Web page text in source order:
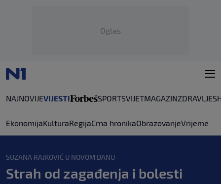
Oglas
NAJNOVIJEVIJESTI SPORTSVIJETMAGAZINZDRAVLJE
EkonomijaKulturaRegijaCrna hronikaObrazovanjeVrijeme
SUZANA RAJKOVIĆ U NOVOM DANU
Strah od zagađenja i bolesti